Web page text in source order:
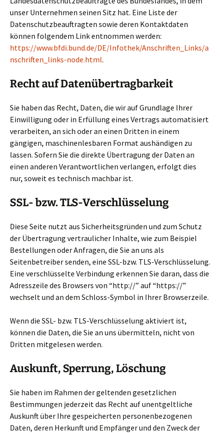
unser Unternehmen seinen Sitz hat. Eine Liste der
Datenschutzbeauftragten sowie deren Kontaktdaten
können folgendem Link entnommen werden:
https://www.bfdi.bund.de/DE/Infothek/Anschriften_Links/a
nschriften_links-node.html.
Recht auf Datenübertragbarkeit
Sie haben das Recht, Daten, die wir auf Grundlage Ihrer
Einwilligung oder in Erfüllung eines Vertrags automatisiert
verarbeiten, an sich oder an einen Dritten in einem
gängigen, maschinenlesbaren Format aushändigen zu
lassen. Sofern Sie die direkte Übertragung der Daten an
einen anderen Verantwortlichen verlangen, erfolgt dies
nur, soweit es technisch machbar ist.
SSL- bzw. TLS-Verschlüsselung
Diese Seite nutzt aus Sicherheitsgründen und zum Schutz
der Übertragung vertraulicher Inhalte, wie zum Beispiel
Bestellungen oder Anfragen, die Sie an uns als
Seitenbetreiber senden, eine SSL-bzw. TLS-Verschlüsselung.
Eine verschlüsselte Verbindung erkennen Sie daran, dass die
Adresszeile des Browsers von “http://” auf “https://”
wechselt und an dem Schloss-Symbol in Ihrer Browserzeile.
Wenn die SSL- bzw. TLS-Verschlüsselung aktiviert ist,
können die Daten, die Sie an uns übermitteln, nicht von
Dritten mitgelesen werden.
Auskunft, Sperrung, Löschung
Sie haben im Rahmen der geltenden gesetzlichen
Bestimmungen jederzeit das Recht auf unentgeltliche
Auskunft über Ihre gespeicherten personenbezogenen
Daten, deren Herkunft und Empfänger und den Zweck der